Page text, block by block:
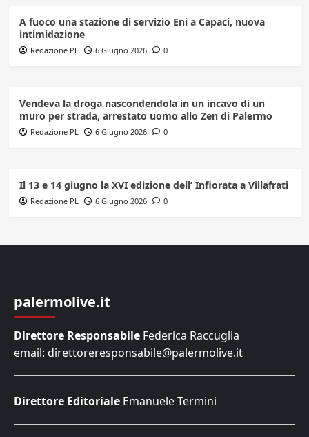
A fuoco una stazione di servizio Eni a Capaci, nuova
intimidazione
Redazione PL 6 Giugno 2026 0
Vendeva la droga nascondendola in un incavo di un
muro per strada, arrestato uomo allo Zen di Palermo
Redazione PL 6 Giugno 2026 0
Il 13 e 14 giugno la XVI edizione dell’ Infiorata a Villafrati
Redazione PL 6 Giugno 2026 0
palermolive.it
Direttore Responsabile Federica Raccuglia
email: direttoreresponsabile@palermolive.it
Direttore Editoriale Emanuele Termini